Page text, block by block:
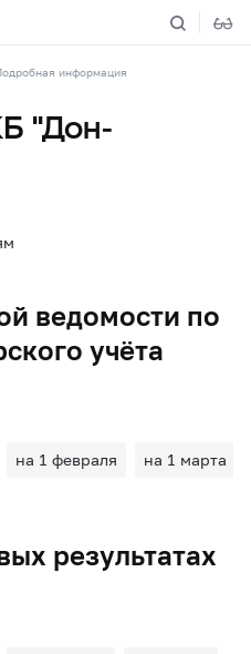
информация
"Дон-
ведомости по
учёта
на 1 февраля на 1 марта
результатах